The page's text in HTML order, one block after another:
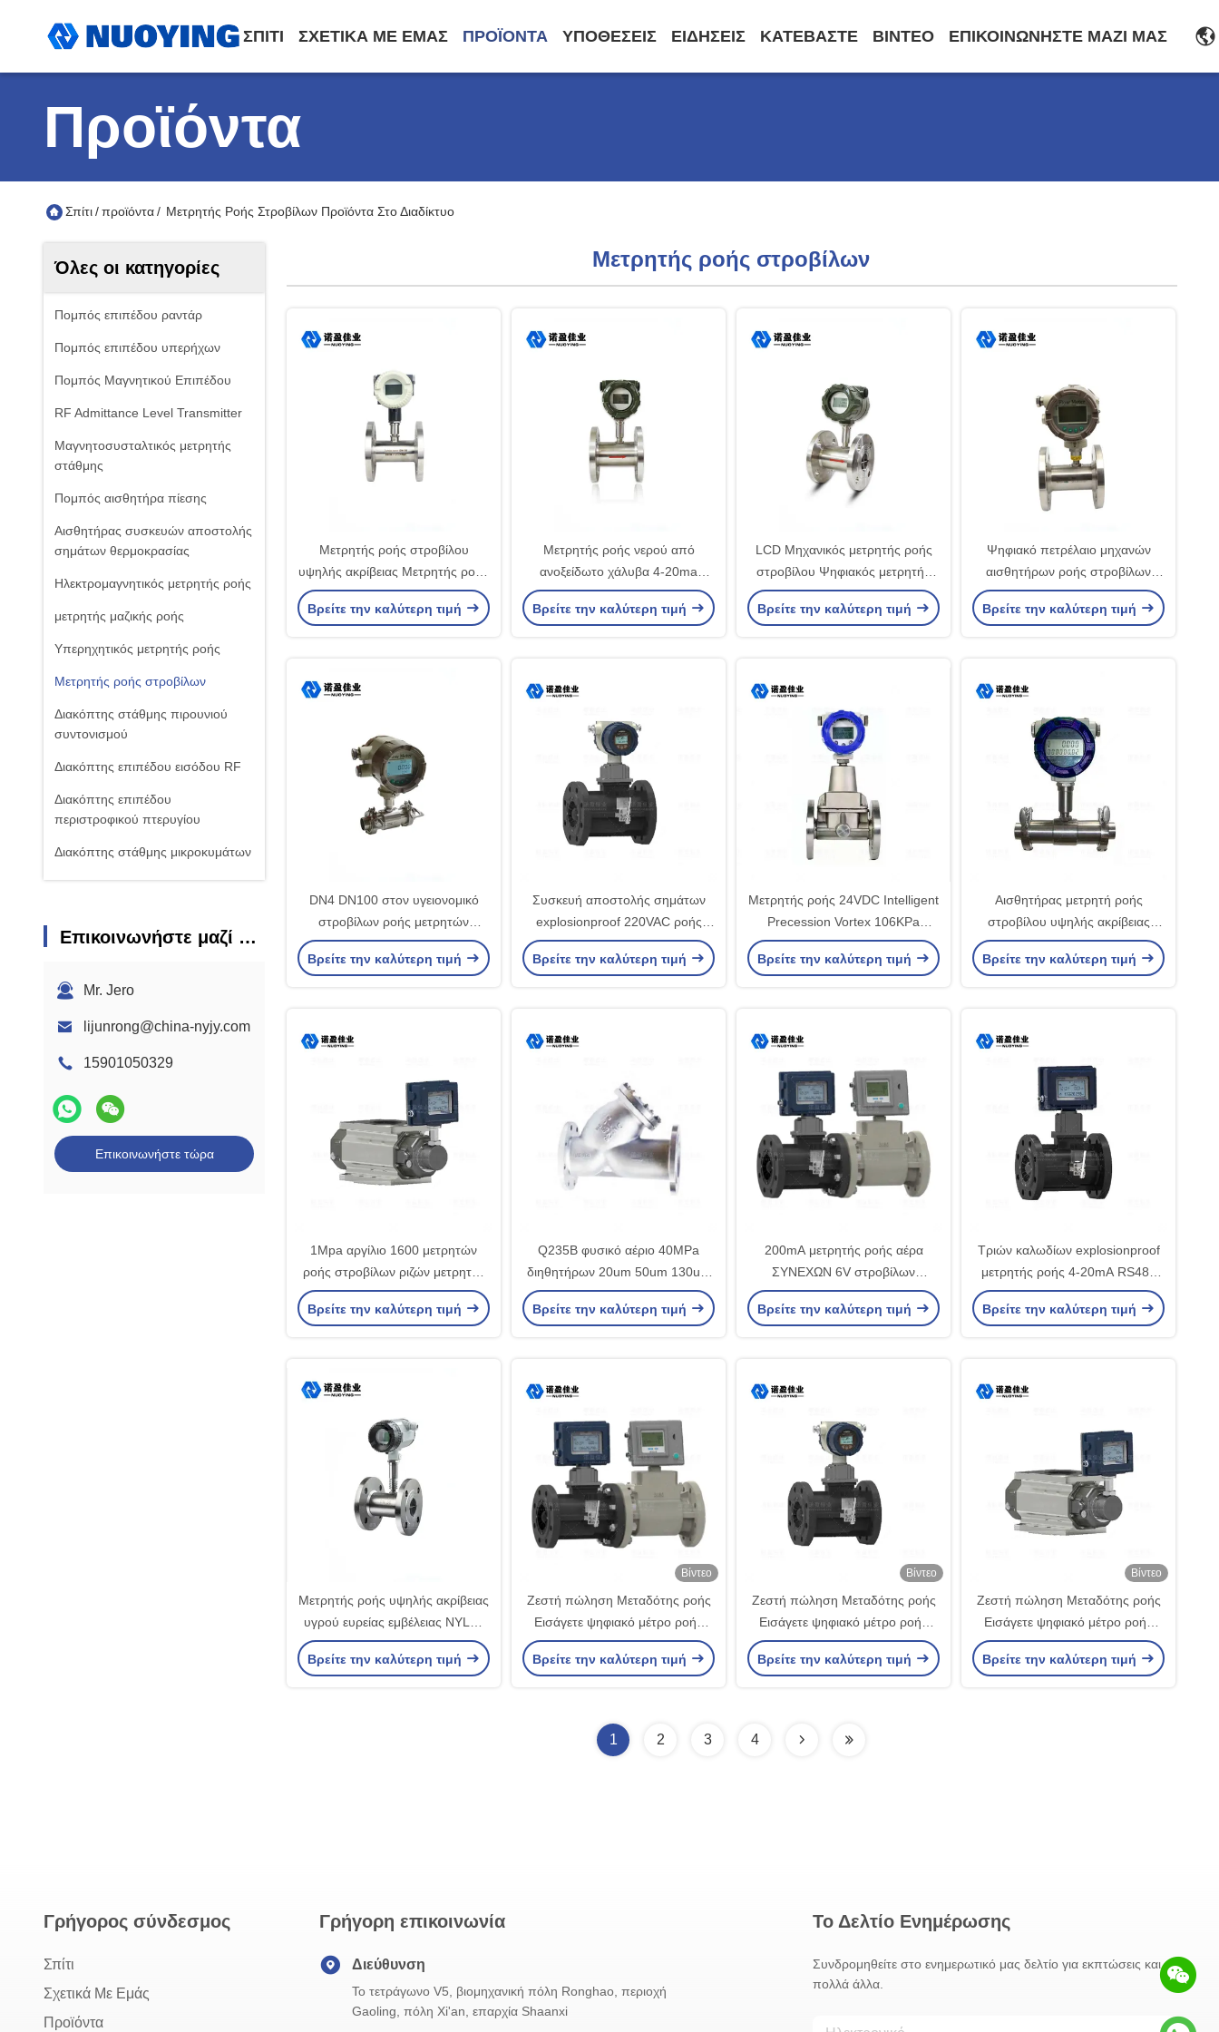
ΣΠΊΤΙ ΣΧΕΤΙΚΆ ΜΕ ΕΜΆΣ ΠΡΟΪΌΝΤΑ ΥΠΟΘΈΣΕΙΣ ΕΙΔΉΣΕΙΣ ΚΑΤΕΒΆΣΤΕ ΒΊΝΤΕΟ ΕΠΙΚΟΙΝΩΝΉΣΤΕ ΜΑΖΊ ΜΑΣ
Προϊόντα
Σπίτι/προϊόντα/ Μετρητής Ροής Στροβίλων Προϊόντα Στο Διαδίκτυο
Όλες οι κατηγορίες
Πομπός επιπέδου ραντάρ
Πομπός επιπέδου υπερήχων
Πομπός Μαγνητικού Επιπέδου
RF Admittance Level Transmitter
Μαγνητοσυσταλτικός μετρητής
στάθμης
Πομπός αισθητήρα πίεσης
Αισθητήρας συσκευών αποστολής
σημάτων θερμοκρασίας
Ηλεκτρομαγνητικός μετρητής ροής
μετρητής μαζικής ροής
Υπερηχητικός μετρητής ροής
Μετρητής ροής στροβίλων
Διακόπτης στάθμης πιρουνιού
συντονισμού
Διακόπτης επιπέδου εισόδου RF
Διακόπτης επιπέδου
περιστροφικού πτερυγίου
Διακόπτης στάθμης μικροκυμάτων
Εξωτερικός διακόπτης στάθμης
Πυκνόμετρο Tuning Fork
Επικοινωνήστε μαζί μας
Mr. Jero
lijunrong@china-nyjy.com
15901050329
Επικοινωνήστε τώρα
Μετρητής ροής στροβίλων
Μετρητής ροής στροβίλου
υψηλής ακρίβειας Μετρητής ροής
στροβίλου υγρού αλκοόλης
Βρείτε την καλύτερη τιμή
Μετρητής ροής νερού από
ανοξείδωτο χάλυβα 4-20ma
Τύπος φλάντζας RS485
Βρείτε την καλύτερη τιμή
LCD Μηχανικός μετρητής ροής
στροβίλου Ψηφιακός μετρητής
ροής νερού 2 ιντσών καύσιμο
πετρέλαιο 3,6 V
Βρείτε την καλύτερη τιμή
Ψηφιακό πετρέλαιο μηχανών
αισθητήρων ροής στροβίλων
παραγωγής DN200 800Kpa
Βρείτε την καλύτερη τιμή
DN4 DN100 στον υγειονομικό
στροβίλων ροής μετρητών
γάλακτος μετρητή στροβίλων
μπύρας IP65 υγρό
Βρείτε την καλύτερη τιμή
Συσκευή αποστολής σημάτων
explosionproof 220VAC ροής
στροβίλων υψηλής ακρίβειας
τριών καλωδίων
Βρείτε την καλύτερη τιμή
Μετρητής ροής 24VDC Intelligent
Precession Vortex 106KPa
DN200
Βρείτε την καλύτερη τιμή
Αισθητήρας μετρητή ροής
στροβίλου υψηλής ακρίβειας
Καλή επαναληψιμότητα 1000m
Βρείτε την καλύτερη τιμή
1Mpa αργίλιο 1600 μετρητών
ροής στροβίλων ριζών μετρητής
ροής ριζών M3/H
Βρείτε την καλύτερη τιμή
Q235B φυσικό αέριο 40MPa
διηθητήρων 20um 50um 130um
χάλυβα άνθρακα
Βρείτε την καλύτερη τιμή
200mA μετρητής ροής αέρα
ΣΥΝΕΧΩΝ 6V στροβίλων
μετρητών ροής στροβίλων αερίου
Βρείτε την καλύτερη τιμή
Τριών καλωδίων explosionproof
μετρητής ροής 4-20mA RS485
24VDC
Βρείτε την καλύτερη τιμή
Μετρητής ροής υψηλής ακρίβειας
υγρού ευρείας εμβέλειας NYLD-
WL
Βρείτε την καλύτερη τιμή
Βίντεο
Ζεστή πώληση Μεταδότης ροής
Εισάγετε ψηφιακό μέτρο ροής
δίνης μέτρο ροής αέρα ατμού
μέτρο ροής αερίου μέτρηση ροής
Βρείτε την καλύτερη τιμή
Βίντεο
Ζεστή πώληση Μεταδότης ροής
Εισάγετε ψηφιακό μέτρο ροής
δίνης μέτρο ροής αέρα ατμού
μέτρο ροής αερίου μέτρηση ροής
Βρείτε την καλύτερη τιμή
Βίντεο
Ζεστή πώληση Μεταδότης ροής
Εισάγετε ψηφιακό μέτρο ροής
δίνης μέτρο ροής αέρα ατμού
μέτρο ροής αερίου μέτρηση ροής
Βρείτε την καλύτερη τιμή
1 2 3 4
Γρήγορος σύνδεσμος
Σπίτι
Σχετικά Με Εμάς
Προϊόντα
Γρήγορη επικοινωνία
Διεύθυνση
Το τετράγωνο V5, βιομηχανική πόλη Ronghao, περιοχή
Gaoling, πόλη Xi'an, επαρχία Shaanxi
Το Δελτίο Ενημέρωσης
Συνδρομηθείτε στο ενημερωτικό μας δελτίο για εκπτώσεις και
πολλά άλλα.